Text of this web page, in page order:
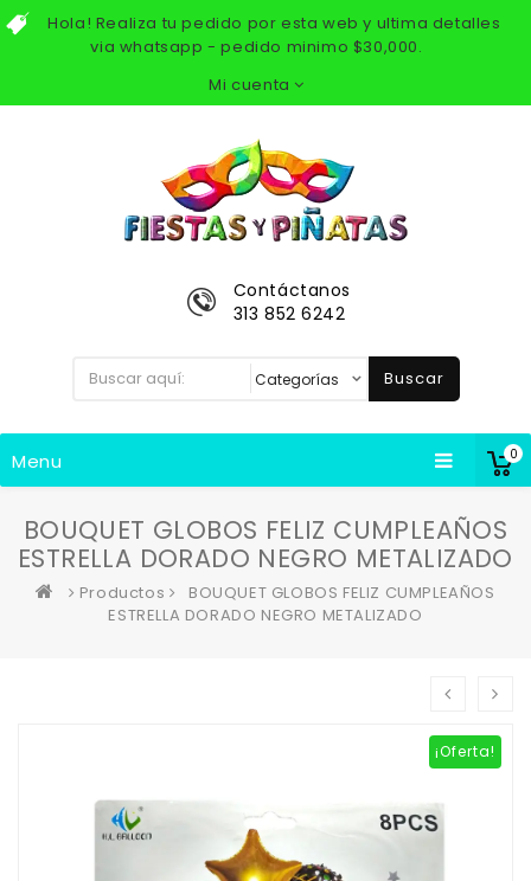
Hola! Realiza tu pedido por esta web y ultima detalles
via whatsapp - pedido minimo $30,000.
Mi cuenta
0
Contáctanos
313 852 6242
Buscar
Menu
BOUQUET GLOBOS FELIZ CUMPLEAÑOS
ESTRELLA DORADO NEGRO METALIZADO
Productos
BOUQUET GLOBOS FELIZ CUMPLEAÑOS
ESTRELLA DORADO NEGRO METALIZADO
¡Oferta!